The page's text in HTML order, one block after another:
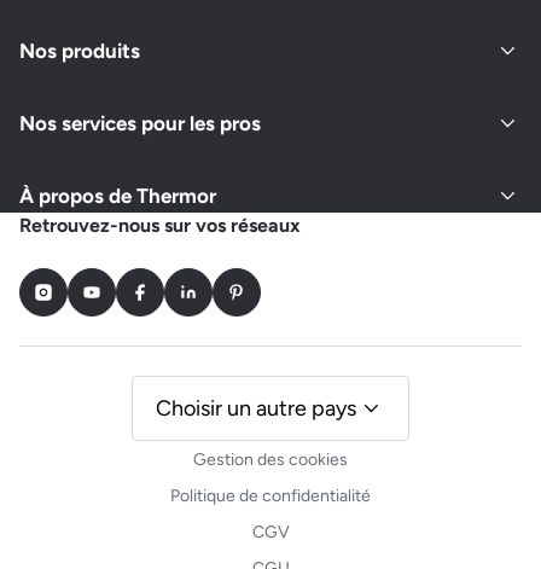
Nos produits
Nos services pour les pros
À propos de Thermor
Retrouvez-nous sur vos réseaux
InstagramYoutubeFacebookLinkedInPinterest
Gestion des cookies
Politique de confidentialité
CGV
Choisir un autre pays